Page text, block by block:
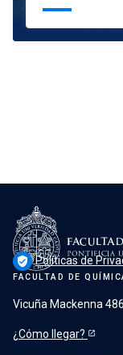
verified_user Políticas de
FACULTAD DE
Vicuña Mackenna
¿Cómo llegar?